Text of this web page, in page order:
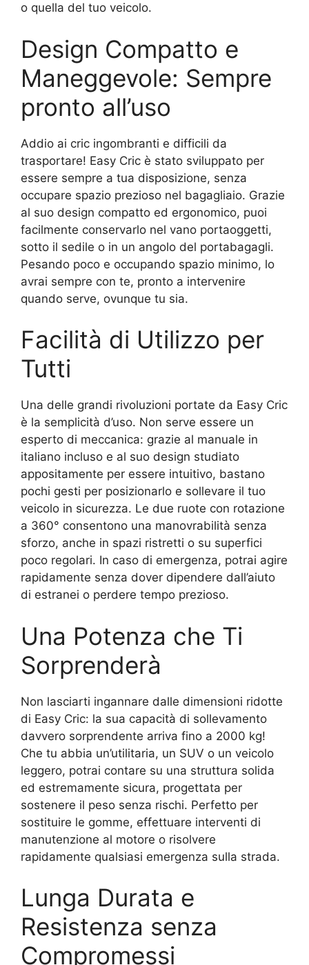
o quella del tuo veicolo.
Design Compatto e
Maneggevole: Sempre
pronto all’uso
Addio ai cric ingombranti e difficili da
trasportare! Easy Cric è stato sviluppato per
essere sempre a tua disposizione, senza
occupare spazio prezioso nel bagagliaio. Grazie
al suo design compatto ed ergonomico, puoi
facilmente conservarlo nel vano portaoggetti,
sotto il sedile o in un angolo del portabagagli.
Pesando poco e occupando spazio minimo, lo
avrai sempre con te, pronto a intervenire
quando serve, ovunque tu sia.
Facilità di Utilizzo per
Tutti
Una delle grandi rivoluzioni portate da Easy Cric
è la semplicità d’uso. Non serve essere un
esperto di meccanica: grazie al manuale in
italiano incluso e al suo design studiato
appositamente per essere intuitivo, bastano
pochi gesti per posizionarlo e sollevare il tuo
veicolo in sicurezza. Le due ruote con rotazione
a 360° consentono una manovrabilità senza
sforzo, anche in spazi ristretti o su superfici
poco regolari. In caso di emergenza, potrai agire
rapidamente senza dover dipendere dall’aiuto
di estranei o perdere tempo prezioso.
Una Potenza che Ti
Sorprenderà
Non lasciarti ingannare dalle dimensioni ridotte
di Easy Cric: la sua capacità di sollevamento
davvero sorprendente arriva fino a 2000 kg!
Che tu abbia un’utilitaria, un SUV o un veicolo
leggero, potrai contare su una struttura solida
ed estremamente sicura, progettata per
sostenere il peso senza rischi. Perfetto per
sostituire le gomme, effettuare interventi di
manutenzione al motore o risolvere
rapidamente qualsiasi emergenza sulla strada.
Lunga Durata e
Resistenza senza
Compromessi